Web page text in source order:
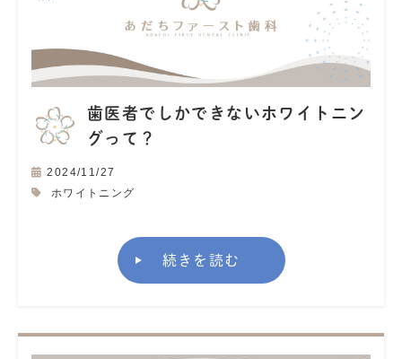
歯医者でしかできないホワイトニン
グって？
2024/11/27
ホワイトニング
続きを読む